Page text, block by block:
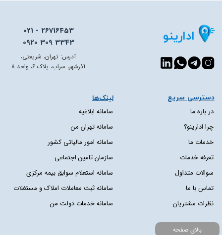
ادارینو
021 - 26716453
0920 309 3343
در باره ما
چرا ادارینو؟
خدمات ما
تعرفه خدمات
سوالات متداول
تماس با ما
نظرات مشتریان
دسترسی سریع​​​​​​​ لینک‌ها
سامانه ابلاغیه
سامانه تهران من
سامانه امور مالیاتی کشور
سازمان تامین اجتماعی
سامانه استعلام سوابق بیمه مرکزی
سامانه ثبت معاملات املاک و مستغلات
سامانه خدمات دولت من
بالای صفحه
آدرس: تهران، شریعتی،
آذرشهر، سراب، پلاک 6، واحد 8